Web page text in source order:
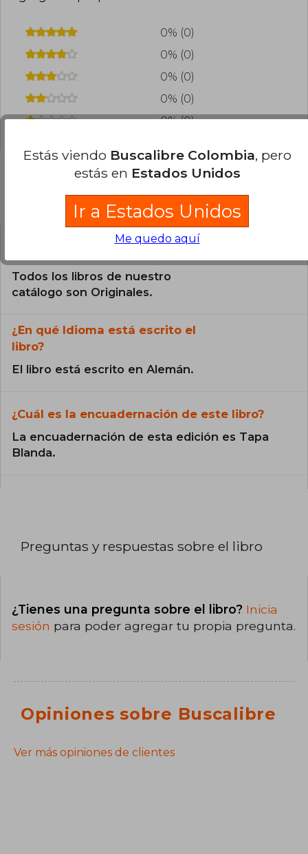
0% (0)
0% (0)
0% (0)
0% (0)
0% (0)
Preguntas frecuentes sobre el libro
Todos los libros de nuestro
catálogo son Originales.
¿En qué Idioma está escrito el
libro?
El libro está escrito en Alemán.
¿Cuál es la encuadernación de este libro?
La encuadernación de esta edición es Tapa
Blanda.
Preguntas y respuestas sobre el libro
¿Tienes una pregunta sobre el libro? Inicia
sesión para poder agregar tu propia pregunta.
Opiniones sobre Buscalibre
Ver más opiniones de clientes
Estás viendo Buscalibre Colombia, pero
estás en Estados Unidos
Ir a Estados Unidos
Me quedo aquí